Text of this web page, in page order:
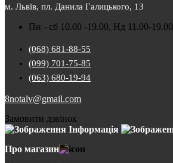
м. Львів, пл. Данила Галицького, 13
Пн - сб 10.00 -19.00, Нд 11.00-19.00
(068) 681-88-55
(099) 701-75-85
(063) 680-19-94
8notalv@gmail.com
Замовити дзвінок
Інформація
Про магазин